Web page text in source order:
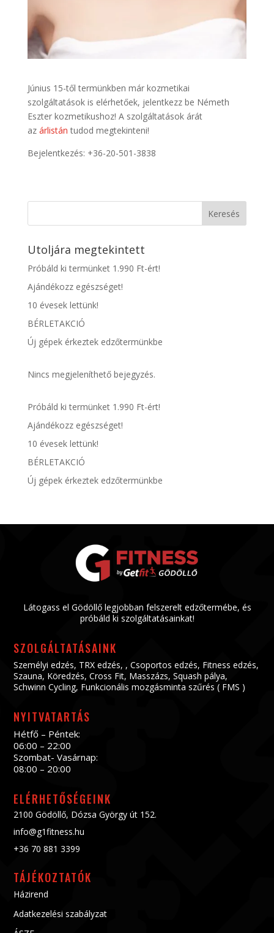
Június 15-től termünkben már kozmetikai
szolgáltatások is elérhetőek, jelentkezz be Németh
Eszter kozmetikushoz! A szolgáltatások árát
az árlistán tudod megtekinteni!
Bejelentkezés: +36-20-501-3838
Keresés
Utoljára megtekintett
Próbáld ki termünket 1.990 Ft-ért!
Ajándékozz egészséget!
10 évesek lettünk!
BÉRLETAKCIÓ
Új gépek érkeztek edzőtermünkbe
Nincs megjeleníthető bejegyzés.
Próbáld ki termünket 1.990 Ft-ért!
Ajándékozz egészséget!
10 évesek lettünk!
BÉRLETAKCIÓ
Új gépek érkeztek edzőtermünkbe
Látogass el Gödöllő legjobban felszerelt edzőtermébe, és
próbáld ki szolgáltatásainkat!
SZOLGÁLTATÁSAINK
Személyi edzés, TRX edzés, ,Csoportos edzés, Fitness edzés,
Szauna, Köredzés,Cross Fit, Masszázs,Squash pálya,
Schwinn Cycling, Funkcionális mozgásminta szűrés ( FMS )
NYITVATARTÁS
Hétfő – Péntek:
06:00 – 22:00
Szombat- Vasárnap:
08:00 – 20:00
ELÉRHETŐSÉGEINK
2100 Gödöllő, Dózsa György út 152.
info@g1fitness.hu
+36 70 881 3399
TÁJÉKOZTATÓK
Házirend
Adatkezelési szabályzat